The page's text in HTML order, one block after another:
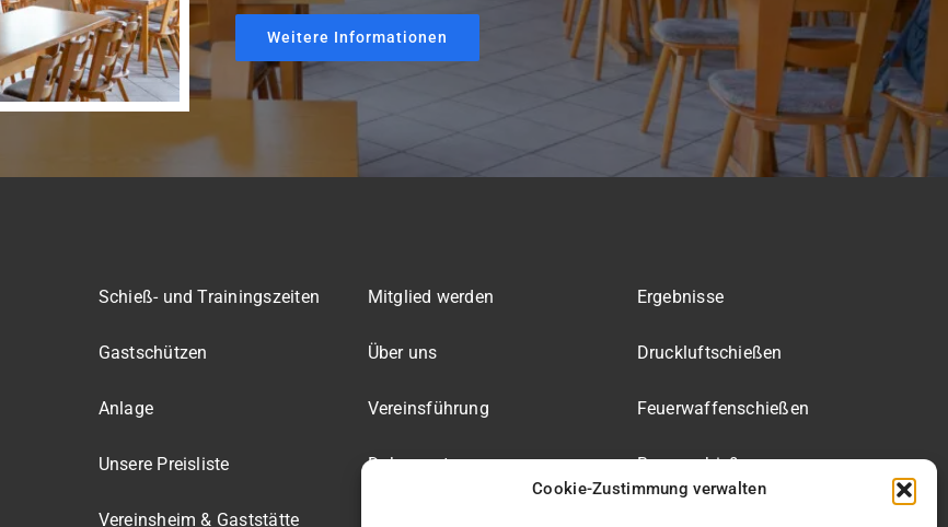
Cookie-Zustimmung verwalten
Weitere Informationen
Schieß- und Trainingszeiten
Gastschützen
Anlage
Unsere Preisliste
Vereinsheim & Gaststätte
Mitglied werden
Über uns
Vereinsführung
Dokumente
Ergebnisse
Druckluft­schießen
Feuerwaffen­schießen
Bogenschießen